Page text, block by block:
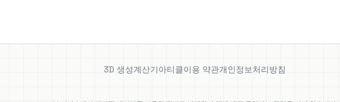
3D 생성계산기아티클이용 약관개인정보처리방침